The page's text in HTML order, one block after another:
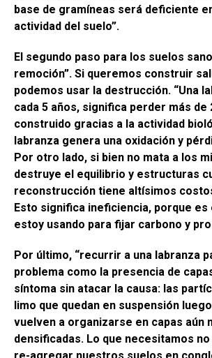
base de gramíneas será deficiente
actividad del suelo”.
El segundo paso para los suelos
remoción”. Si queremos construir
podemos usar la destrucción. “Una
cada 5 años, significa perder más de
construido gracias a la actividad
labranza genera una oxidación y
Por otro lado, si bien no mata a los
destruye el equilibrio y estructuras
reconstrucción tiene altísimos
Esto significa ineficiencia, porque es
estoy usando para fijar carbono y
Por último, “recurrir a una labranza
problema como la presencia de
síntoma sin atacar la causa: las
limo que quedan en suspensión
vuelven a organizarse en capas aún
densificadas. Lo que necesitamos